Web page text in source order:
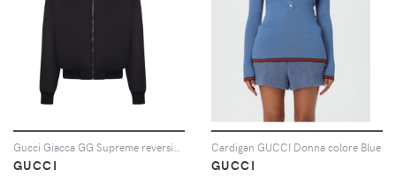
GUCCI
Cardigan GUCCI Donna colore Blue
GUCCI